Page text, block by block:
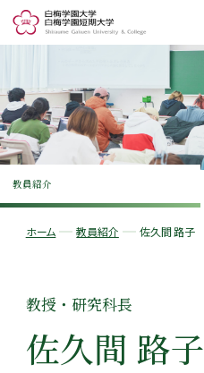
教員紹介
ホーム 教員紹介 佐久間 路子
教授・研究科長
佐久間 路子